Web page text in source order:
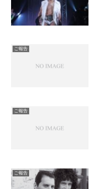
ご報告
ご報告
ご報告